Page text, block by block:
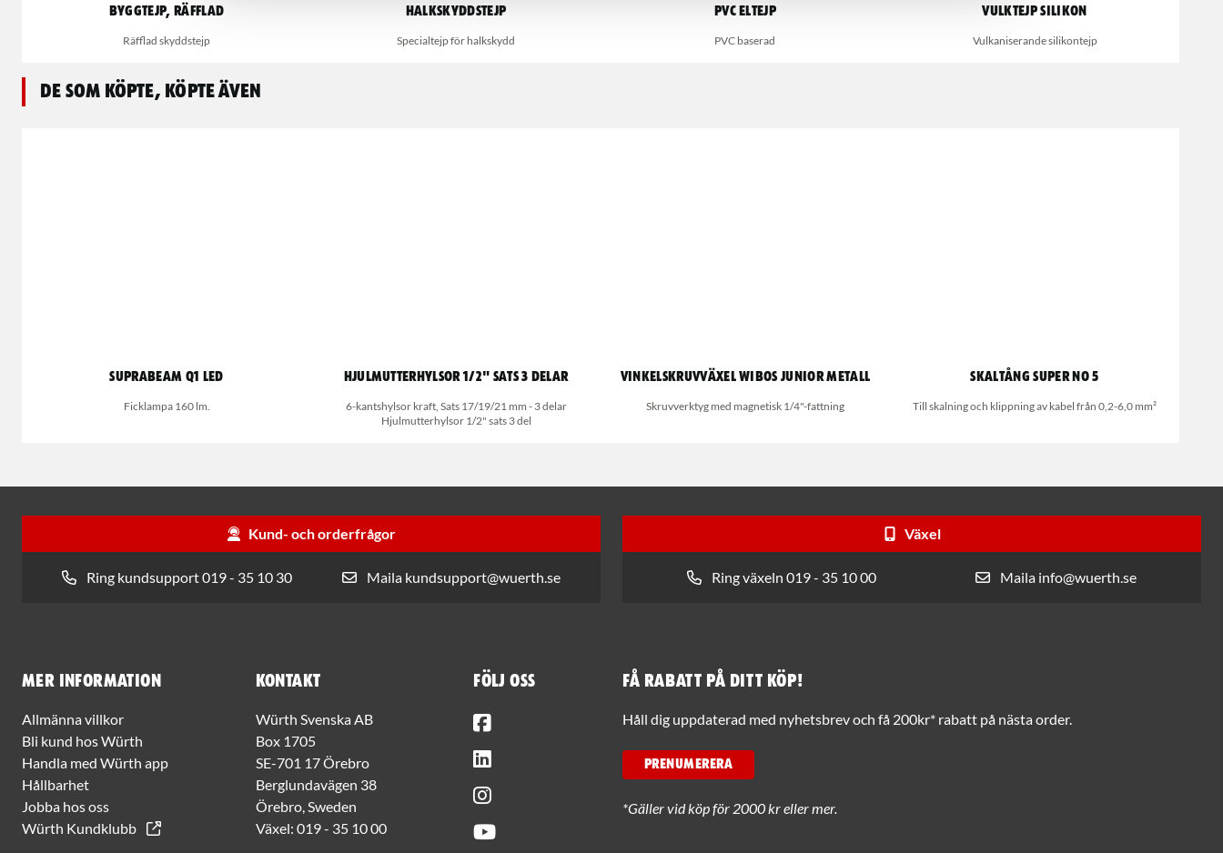
Byggtejp, räfflad
Räfflad skyddstejp
Halkskyddstejp
Specialtejp för halkskydd
PVC Eltejp
PVC baserad
Vulktejp Silikon
Vulkaniserande silikontejp
De som köpte, köpte även
Suprabeam Q1 LED
Ficklampa 160 lm.
Hjulmutterhylsor 1/2" sats 3 delar
6-kantshylsor kraft, Sats 17/19/21 mm - 3 delar
Hjulmutterhylsor 1/2" sats 3 del
Vinkelskruvväxel Wibos Junior Metall
Skruvverktyg med magnetisk 1/4"-fattning
Skaltång Super No 5
Till skalning och klippning av kabel från 0,2-6,0 mm²
Kund- och orderfrågor
Ring kundsupport 019 - 35 10 30 Maila kundsupport@wuerth.se
Växel
Ring växeln 019 - 35 10 00 Maila info@wuerth.se
Mer information
Allmänna villkor
Bli kund hos Würth
Handla med Würth app
Hållbarhet
Jobba hos oss
Würth Kundklubb
Kontakt
Würth Svenska AB
Box 1705
SE-701 17 Örebro
Berglundavägen 38
Örebro, Sweden
Växel: 019 - 35 10 00
Följ oss Få rabatt på ditt köp!
Håll dig uppdaterad med nyhetsbrev och få 200kr* rabatt på nästa order.
PRENUMERERA
*Gäller vid köp för 2000 kr eller mer.